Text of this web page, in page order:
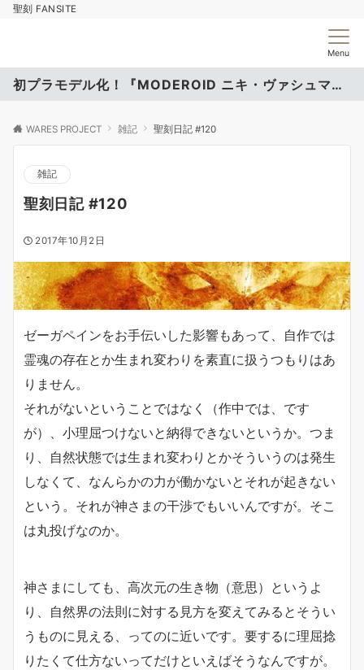
聖刻 FANSITE
Menu
初プラモデル化！『MODEROID ニキ・ヴァシュマール』
WARES PROJECT 雑記 聖刻日記 #120
雑記
聖刻日記 #120
2017年10月2日
ゼーガペインをお手伝いした影響もあって、自作では
霊魂の存在とか生まれ変わりを素直に扱うつもりはあ
りません。
それがないということではなく（作中では、です
が）、小理屈つけないと納得できないというか。つま
り、自然状態では生まれ変わりとかそういうのは発生
しなくて、なんらかの力が働かないとそれが起きない
という。それが神さまの干渉でもいいんですが。そこ
は丸投げなのか。
神さまにしても、高次元の生き物（意思）というよ
り、自然界の法則に対する見方を変えてみるとそうい
うものに見える、ってのに近いです。要するに理屈捻
りたくて仕方ないってだけといえばそうなんですが。